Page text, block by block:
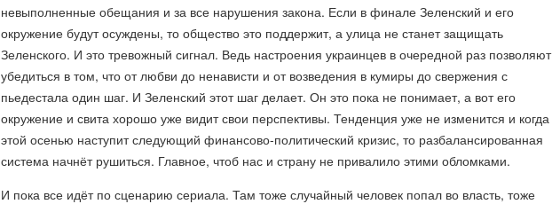
невыполненные обещания и за все нарушения закона. Если в финале Зеленский и его
окружение будут осуждены, то общество это поддержит, а улица не станет защищать
Зеленского. И это тревожный сигнал. Ведь настроения украинцев в очередной раз позволяют
убедиться в том, что от любви до ненависти и от возведения в кумиры до свержения с
пьедестала один шаг. И Зеленский этот шаг делает. Он это пока не понимает, а вот его
окружение и свита хорошо уже видит свои перспективы. Тенденция уже не изменится и когда
этой осенью наступит следующий финансово-политический кризис, то разбалансированная
система начнёт рушиться. Главное, чтоб нас и страну не привалило этими обломками.
И пока все идёт по сценарию сериала. Там тоже случайный человек попал во власть, тоже